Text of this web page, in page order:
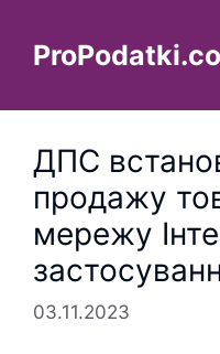
вмісту
ДПС
продажу
мережу
03.11.2023